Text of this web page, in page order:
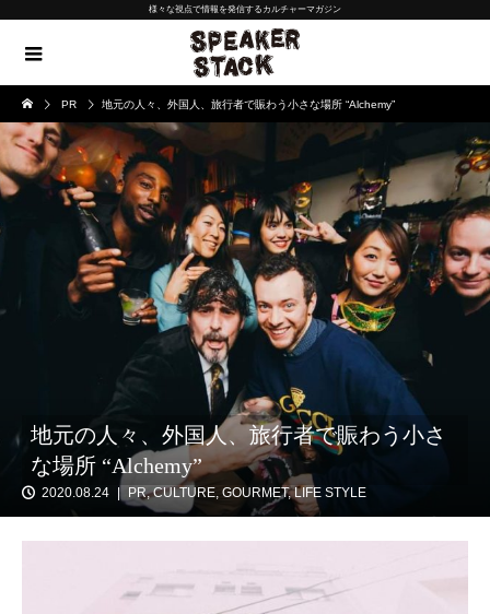
様々な視点で情報を発信するカルチャーマガジン
PR 地元の人々、外国人、旅行者で賑わう小さな場所 “Alchemy”
地元の人々、外国人、旅行者で賑わう小さ
な場所 “Alchemy”
2020.08.24 PR,CULTURE, GOURMET,LIFE STYLE